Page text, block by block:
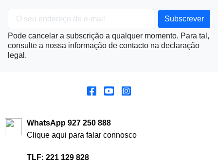
Pode cancelar a subscrição a qualquer momento. Para tal,
consulte a nossa informação de contacto na declaração
legal.
WhatsApp 927 250 888
Clique aqui para falar connosco
TLF: 221 129 828